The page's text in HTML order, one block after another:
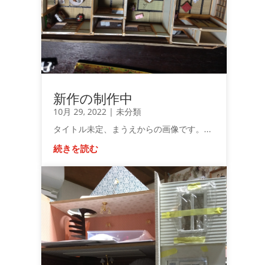
新作の制作中
10月 29, 2022| 未分類
タイトル未定、まうえからの画像です。...
続きを読む